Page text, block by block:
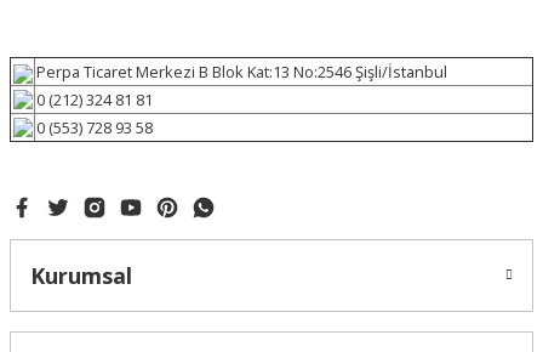
Perpa Ticaret Merkezi B Blok Kat:13 No:2546 Şişli/İstanbul
0 (212) 324 81 81
0 (553) 728 93 58
Kurumsal